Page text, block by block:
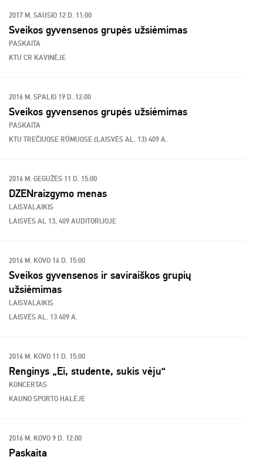
2017 M. SAUSIO 12 D. 11:00
Sveikos gyvensenos grupės užsiėmimas
PASKAITA
KTU CR KAVINĖJE
2016 M. SPALIO 19 D. 12:00
Sveikos gyvensenos grupės užsiėmimas
PASKAITA
KTU TREČIUOSE RŪMUOSE (LAISVĖS AL. 13) 409 A.
2016 M. GEGUŽĖS 11 D. 15:00
DZENraizgymo menas
LAISVALAIKIS
LAISVĖS AL 13, 409 AUDITORIJOJE
2016 M. KOVO 16 D. 15:00
Sveikos gyvensenos ir saviraiškos grupių
užsiėmimas
LAISVALAIKIS
LAISVĖS AL. 13 409 A.
2016 M. KOVO 11 D. 15:00
Renginys „Ei, studente, sukis vėju“
KONCERTAS
KAUNO SPORTO HALĖJE
2016 M. KOVO 9 D. 12:00
Paskaita